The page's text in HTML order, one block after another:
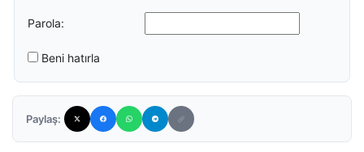
Parola:
Beni hatırla
Paylaş: